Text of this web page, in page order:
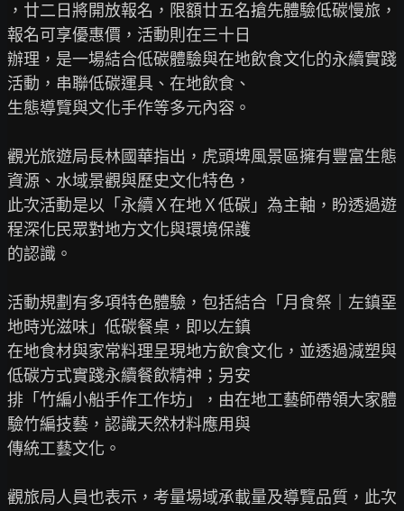
，廿二日將開放報名，限額廿五名搶先體驗低碳慢旅，
報名可享優惠價，活動則在三十日
辦理，是一場結合低碳體驗與在地飲食文化的永續實踐
活動，串聯低碳運具、在地飲食、
生態導覽與文化手作等多元內容。
觀光旅遊局長林國華指出，虎頭埤風景區擁有豐富生態
資源、水域景觀與歷史文化特色，
此次活動是以「永續Ｘ在地Ｘ低碳」為主軸，盼透過遊
程深化民眾對地方文化與環境保護
的認識。
活動規劃有多項特色體驗，包括結合「月食祭｜左鎮堊
地時光滋味」低碳餐桌，即以左鎮
在地食材與家常料理呈現地方飲食文化，並透過減塑與
低碳方式實踐永續餐飲精神；另安
排「竹編小船手作工作坊」，由在地工藝師帶領大家體
驗竹編技藝，認識天然材料應用與
傳統工藝文化。
觀旅局人員也表示，考量場域承載量及導覽品質，此次